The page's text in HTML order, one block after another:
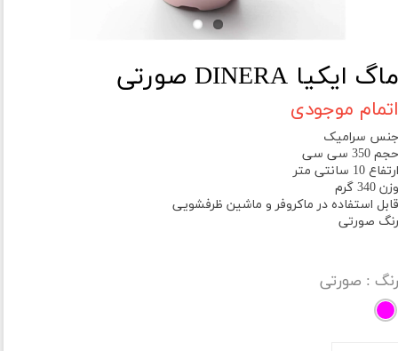
ماگ ایکیا DINERA صورتی
اتمام موجودی
جنس سرامیک
حجم 350 سی سی
ارتفاع 10 سانتی متر
وزن 340 گرم
قابل استفاده در ماکروفر و ماشین ظرفشویی
رنگ صورتی
رنگ : صورتی